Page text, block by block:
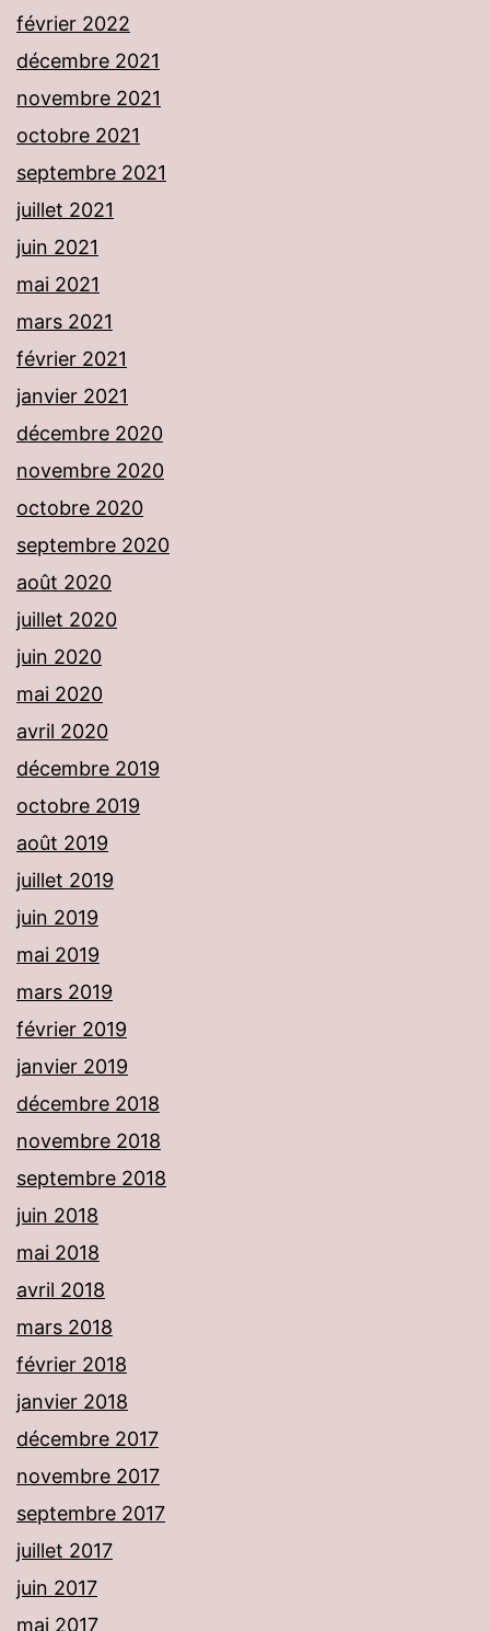
février 2022
décembre 2021
novembre 2021
octobre 2021
septembre 2021
juillet 2021
juin 2021
mai 2021
mars 2021
février 2021
janvier 2021
décembre 2020
novembre 2020
octobre 2020
septembre 2020
août 2020
juillet 2020
juin 2020
mai 2020
avril 2020
décembre 2019
octobre 2019
août 2019
juillet 2019
juin 2019
mai 2019
mars 2019
février 2019
janvier 2019
décembre 2018
novembre 2018
septembre 2018
juin 2018
mai 2018
avril 2018
mars 2018
février 2018
janvier 2018
décembre 2017
novembre 2017
septembre 2017
juillet 2017
juin 2017
mai 2017